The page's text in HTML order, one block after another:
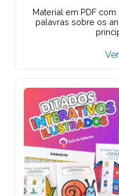
Material em PDF
palavras sobre os